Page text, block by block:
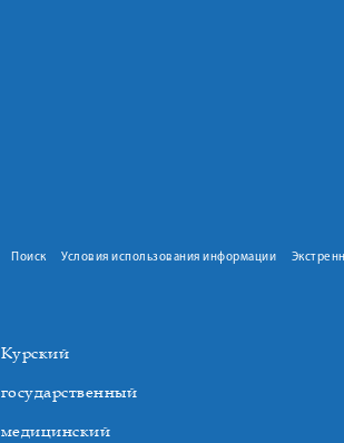
Поиск Условия использования информации
Курский
государственный
медицинский